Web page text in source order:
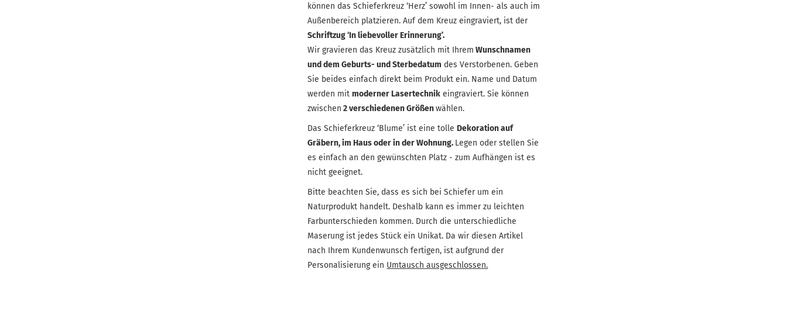
können das Schieferkreuz ‘Herz’ sowohl im Innen- als auch im
Außenbereich platzieren. Auf dem Kreuz eingraviert, ist der
Schriftzug ‘In liebevoller Erinnerung’.
Wir gravieren das Kreuz zusätzlich mit Ihrem Wunschnamen
und dem Geburts- und Sterbedatum des Verstorbenen. Geben
Sie beides einfach direkt beim Produkt ein. Name und Datum
werden mitmoderner Lasertechnik eingraviert. Sie können
zwischen 2 verschiedenen Größenwählen.
Das Schieferkreuz ‘Blume’ ist eine tolle Dekoration auf
Gräbern, im Haus oder in der Wohnung. Legen oder stellen Sie
es einfach an den gewünschten Platz - zum Aufhängen ist es
nicht geeignet.
Bitte beachten Sie, dass es sich bei Schiefer um ein
Naturprodukt handelt. Deshalb kann es immer zu leichten
Farbunterschieden kommen. Durch die unterschiedliche
Maserung ist jedes Stück ein Unikat. Da wir diesen Artikel
nach Ihrem Kundenwunsch fertigen, ist aufgrund der
Personalisierung ein Umtausch ausgeschlossen.